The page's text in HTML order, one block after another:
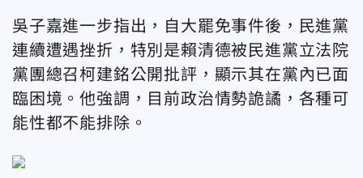
吳子嘉進一步指出，自大罷免事件後，民進黨
連續遭遇挫折，特別是賴清德被民進黨立法院
黨團總召柯建銘公開批評，顯示其在黨內已面
臨困境。他強調，目前政治情勢詭譎，各種可
能性都不能排除。